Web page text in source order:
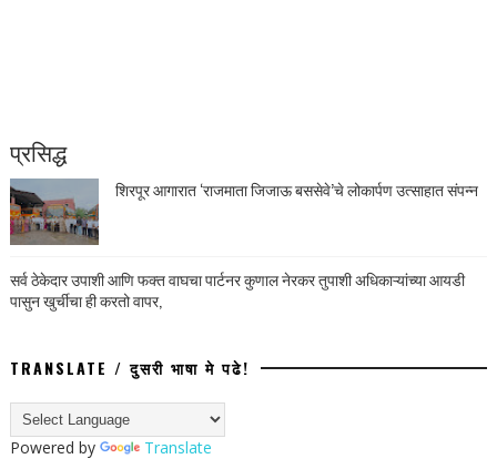
प्रसिद्ध
शिरपूर आगारात ‘राजमाता जिजाऊ बससेवे’चे लोकार्पण उत्साहात संपन्न
सर्व ठेकेदार उपाशी आणि फक्त वाघचा पार्टनर कुणाल नेरकर तुपाशी अधिकाऱ्यांच्या आयडी
पासुन खुर्चीचा ही करतो वापर,
TRANSLATE / दुसरी भाषा मे पढे!
Powered by Translate